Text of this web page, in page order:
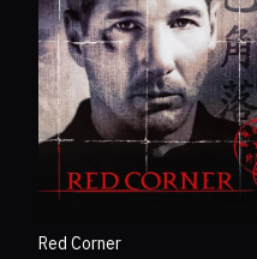
Red Corner